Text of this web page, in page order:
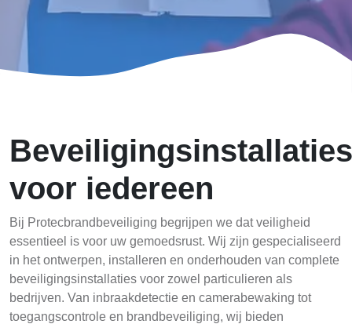
Beveiligingsinstallaties
voor iedereen
Bij Protecbrandbeveiliging begrijpen we dat veiligheid
essentieel is voor uw gemoedsrust. Wij zijn gespecialiseerd
in het ontwerpen, installeren en onderhouden van complete
beveiligingsinstallaties voor zowel particulieren als
bedrijven. Van inbraakdetectie en camerabewaking tot
toegangscontrole en brandbeveiliging, wij bieden